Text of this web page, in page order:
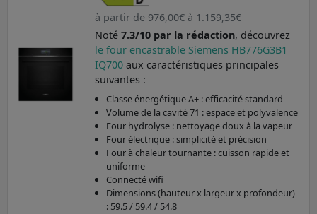
à partir de 976,00€ à 1.159,35€
Noté 7.3/10 par la rédaction, découvrez
le four encastrable Siemens HB776G3B1
IQ700 aux caractéristiques principales
suivantes :
Classe énergétique A+ : efficacité standard
Volume de la cavité 71 : espace et polyvalence
Four hydrolyse : nettoyage doux à la vapeur
Four électrique : simplicité et précision
Four à chaleur tournante : cuisson rapide et
uniforme
Connecté wifi
Dimensions (hauteur x largeur x profondeur)
: 59.5 / 59.4 / 54.8